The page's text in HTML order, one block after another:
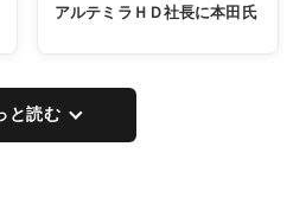
アルテミラＨＤ社長に本田氏
と読む